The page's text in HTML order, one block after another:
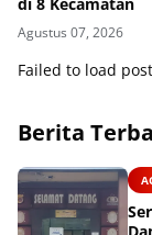
Agustus 07, 2026
Failed to load
Berita